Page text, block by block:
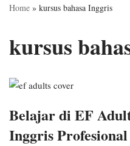
Home » kursus bahasa Inggris
kursus
Belajar di EF
Inggris